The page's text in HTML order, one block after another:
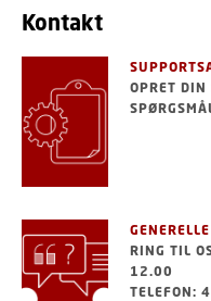
Kontakt
OPRET DIN
RING TIL
12.00
TELEFON: